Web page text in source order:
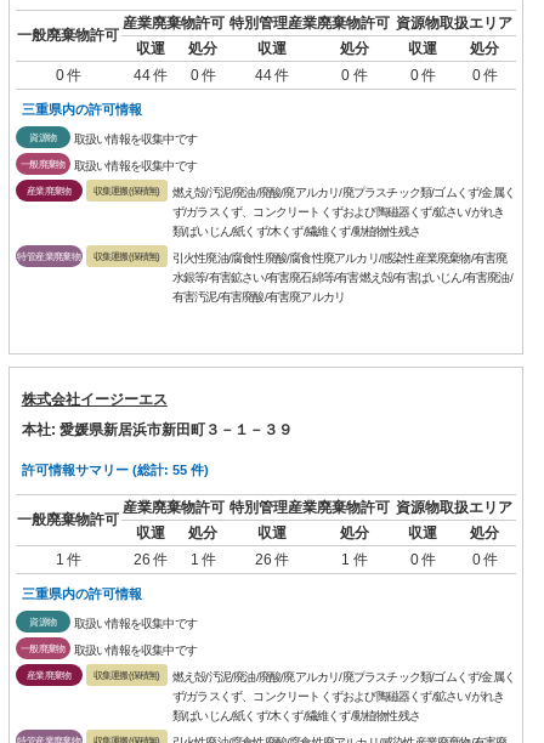
一般廃棄物許可
産業廃棄物許可 特別管理産業廃棄物許可 資源物取扱エリア
収運
処分 収運 処分 収運
処分
0 件
44 件 0 件 44 件 0 件 0 件 0 件
三重県内の許可情報
資源物 取扱い情報を収集中です
一般廃棄物 取扱い情報を収集中です
産業廃棄物 収集運搬(保積無)
燃え殻/汚泥/廃油/廃酸/廃アルカリ/廃プラスチック類/ゴムくず/金属く
ず/ガラスくず、コンクリートくずおよび陶磁器くず/鉱さい/がれき
類/ばいじん/紙くず/木くず/繊維くず/動植物性残さ
特管産業廃棄物 収集運搬(保積無)
引火性廃油/腐食性廃酸/腐食性廃アルカリ/感染性産業廃棄物/有害廃
水銀等/有害鉱さい/有害廃石綿等/有害燃え殻/有害ばいじん/有害廃油/
有害汚泥/有害廃酸/有害廃アルカリ
株式会社イージーエス
本社: 愛媛県新居浜市新田町３－１－３９
許可情報サマリー (総計: 55 件)
一般廃棄物許可
産業廃棄物許可 特別管理産業廃棄物許可 資源物取扱エリア
収運
処分 収運 処分 収運
処分
1 件
26 件 1 件 26 件 1 件 0 件 0 件
三重県内の許可情報
資源物 取扱い情報を収集中です
一般廃棄物 取扱い情報を収集中です
産業廃棄物 収集運搬(保積無)
燃え殻/汚泥/廃油/廃酸/廃アルカリ/廃プラスチック類/ゴムくず/金属く
ず/ガラスくず、コンクリートくずおよび陶磁器くず/鉱さい/がれき
類/ばいじん/紙くず/木くず/繊維くず/動植物性残さ
特管産業廃棄物 収集運搬(保積無)